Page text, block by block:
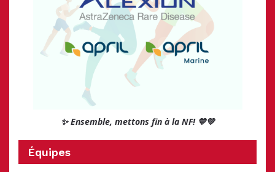
✨ Ensemble, mettons fin à la NF! 💙💚
Équipes